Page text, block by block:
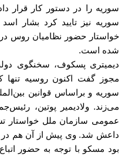
سوریه را در دستور کار قرار
سوریه نیز تایید کرد بشار
خواستار حضور نظامیان روس در
شده است.
دیمیتری پسکوف، سخنگوی
مجوز گفت اکنون روسیه
سوریه و براساس قوانین
می‌زند. ولادیمیر پوتین،
عمومی سازمان ملل خواستار
داعش شد. وی پیش از آن هم در
بود مسکو با توجه به حضور